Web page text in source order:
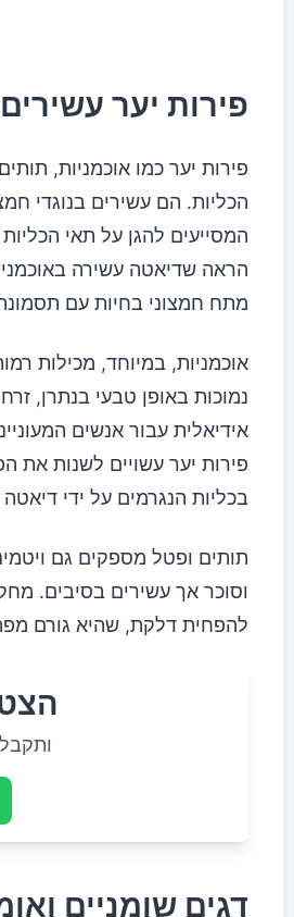
פירות יער
פירות יער כמו אוכמניות,
הכליות. הם עשירים בנוגדי
המסייעים להגן על תאי הכליות
הראה שדיאטה עשירה
מתח חמצוני בחיות עם
נמוכות באופן טבעי בנתרן,
אידיאלית עבור אנשים
פירות יער עשויים לשנות את
בכליות הנגרמים על ידי
תותים ופטל מספקים גם
וסוכר אך עשירים בסיבים.
להפחית דלקת, שהיא גורם
דגים שומניים